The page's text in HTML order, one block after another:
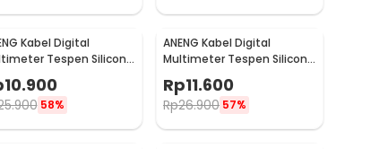
Kabel Digital
Tespen Silicon
Wire 10A 1000V -
10.900
58%
ANENG Kabel Digital
Multimeter Tespen Silicon
Rubber Wire 10A 1000V -
PT1004
Rp11.600
Rp26.900 57%